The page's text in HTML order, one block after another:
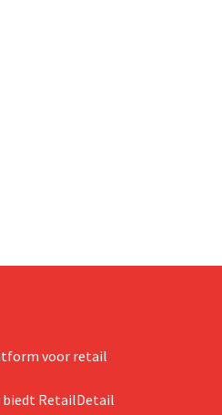
voor retail
RetailDetail